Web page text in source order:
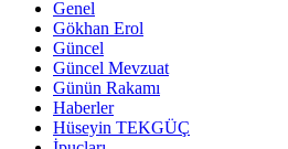
Genel
Gökhan Erol
Güncel
Güncel Mevzuat
Günün Rakamı
Haberler
Hüseyin TEKGÜÇ